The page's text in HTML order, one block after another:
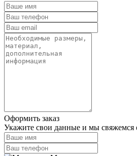
Оформить заказ
Укажите свои данные и мы свяжемся